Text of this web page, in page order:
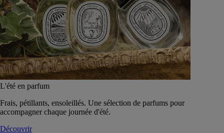
L'été en parfum
Frais, pétillants, ensoleillés. Une sélection de parfums pour
accompagner chaque journée d'été.
Découvrir